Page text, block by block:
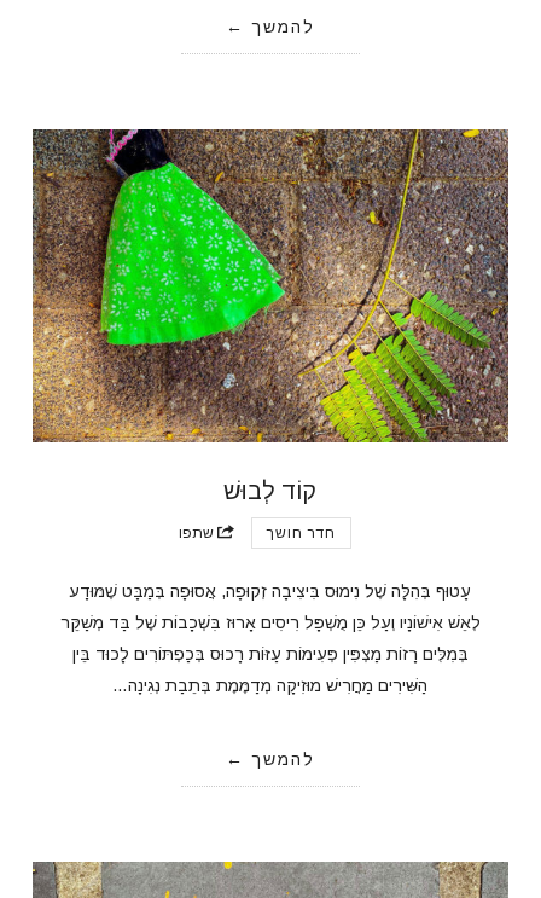
להמשך
קוֹד לְבוּשׁ
חדר חושך שתפו
עָטוּף בְּהִלָּה שֶׁל נִימוּס בִּיצִיבָה זְקוּפָה, אֲסוּפָה בְּמַבָּט שֶׁמּוּדָע
לְאֵשׁ אִישׁוֹנָיו וְעַל כֵּן מֻשְׁפָּל רִיסִים אָרוּז בִּשְׁכָבוֹת שֶׁל בַּד מְשַׁקֵּר
בְּמִלִּים רָזוֹת מַצְפִּין פְּעִימוֹת עַזּוֹת רָכוּס בְּכַפְתּוֹרִים לָכוּד בֵּין
הַשִּׁירִים מַחֲרִישׁ מוּזִיקָה מְדַמֶּמֶת בְּתֵבַת נְגִינָה…
להמשך